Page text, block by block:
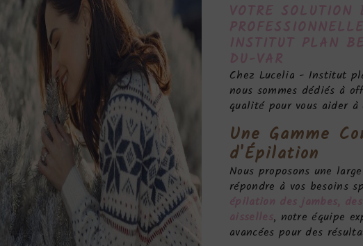
VOTRE SOLUTION
INSTITUT PLAN
DU-VAR
Chez Lucelia - Institut
nous sommes dédiés à
qualité pour vous aider
Une Gamme
d'Épilation
Nous proposons une
répondre à vos besoins
épilation des jambes,
aisselles, notre équipe
avancées pour des